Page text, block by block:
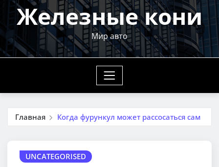
Железные кони
Мир авто
Главная Когда фурункул может рассосаться сам
UNCATEGORISED